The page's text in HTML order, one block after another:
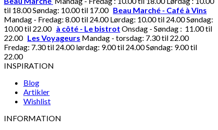
til 18.00 Søndag: 10.00 til 17.00 Beau Marché - Café à Vins
Mandag - Fredag: 8.00 til 24.00 Lørdag: 10.00 til 24.00 Søndag:
10.00 til 22.00 à côté - Le bistrot Onsdag - Søndag : 11.00 til
22.00 Les Voyageurs Mandag - torsdag: 7.30 til 22.00
Fredag: 7.30 til 24.00 lørdag: 9.00 til 24.00 Søndag: 9.00 til
22.00
INSPIRATION
Blog
Artikler
Wishlist
INFORMATION